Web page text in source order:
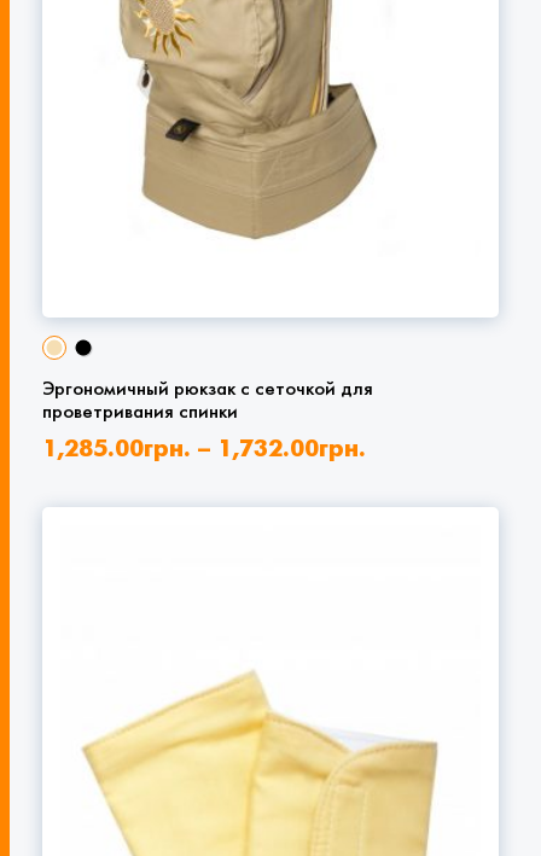
Эргономичный рюкзак с сеточкой для
проветривания спинки
1,285.00грн. – 1,732.00грн.